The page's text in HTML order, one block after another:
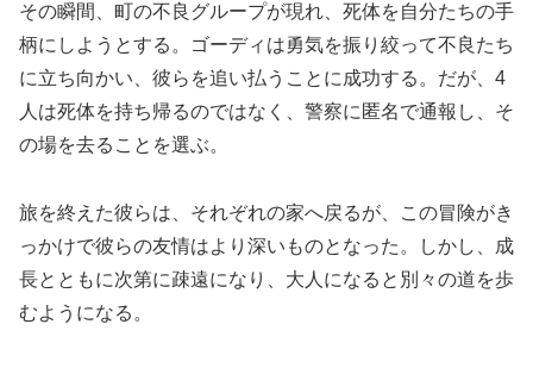
その瞬間、町の不良グループが現れ、死体を自分たちの手
柄にしようとする。ゴーディは勇気を振り絞って不良たち
に立ち向かい、彼らを追い払うことに成功する。だが、4
人は死体を持ち帰るのではなく、警察に匿名で通報し、そ
の場を去ることを選ぶ。
旅を終えた彼らは、それぞれの家へ戻るが、この冒険がき
っかけで彼らの友情はより深いものとなった。しかし、成
長とともに次第に疎遠になり、大人になると別々の道を歩
むようになる。